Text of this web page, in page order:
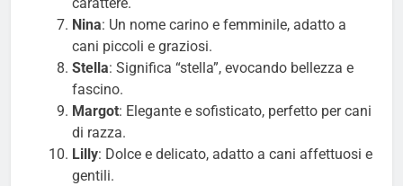
Nina: Un nome carino e femminile, adatto a
cani piccoli e graziosi.
Stella: Significa “stella”, evocando bellezza e
fascino.
Margot: Elegante e sofisticato, perfetto per cani
di razza.
Lilly: Dolce e delicato, adatto a cani affettuosi e
gentili.